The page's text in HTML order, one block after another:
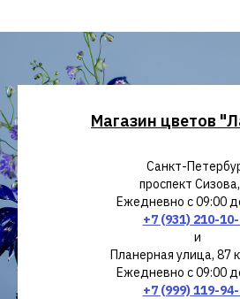
Магазин цветов
Санкт-
проспект
Ежедневно с 09:00
+7 (931) 210-
и
Планерная улица, 87
Ежедневно с 09:00
+7 (999) 119-